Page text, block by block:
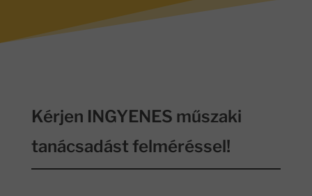
Kérjen INGYENES műszaki
tanácsadást felméréssel!